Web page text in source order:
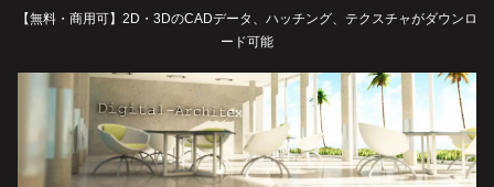
【無料・商用可】2D・3DのCADデータ、ハッチング、テクスチャがダウンロ
ード可能